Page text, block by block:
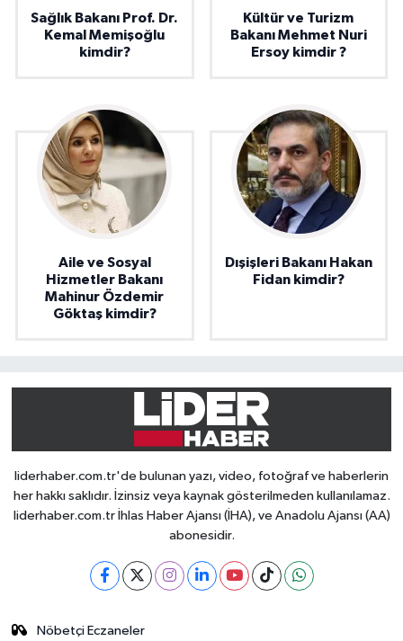
Sağlık Bakanı Prof. Dr.
Kemal Memişoğlu
kimdir?
Kültür ve Turizm
Bakanı Mehmet Nuri
Ersoy kimdir ?
Aile ve Sosyal
Hizmetler Bakanı
Mahinur Özdemir
Göktaş kimdir?
Dışişleri Bakanı Hakan
Fidan kimdir?
liderhaber.com.tr'de bulunan yazı, video, fotoğraf ve haberlerin
her hakkı saklıdır. İzinsiz veya kaynak gösterilmeden kullanılamaz.
liderhaber.com.tr İhlas Haber Ajansı (İHA), ve Anadolu Ajansı (AA)
abonesidir.
Nöbetçi Eczaneler